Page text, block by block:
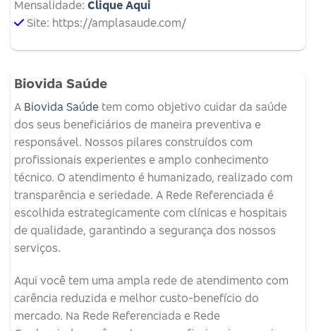
Mensalidade: Clique Aqui
Site: https://amplasaude.com/
Biovida Saúde
A Biovida Saúde tem como objetivo cuidar da saúde
dos seus beneficiários de maneira preventiva e
responsável. Nossos pilares construídos com
profissionais experientes e amplo conhecimento
técnico. O atendimento é humanizado, realizado com
transparência e seriedade. A Rede Referenciada é
escolhida estrategicamente com clínicas e hospitais
de qualidade, garantindo a segurança dos nossos
serviços.
Aqui você tem uma ampla rede de atendimento com
carência reduzida e melhor custo-benefício do
mercado. Na Rede Referenciada e Rede